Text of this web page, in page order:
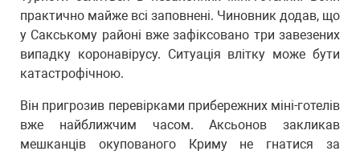
практично майже всі заповнені. Чиновник додав, що
у Сакському районі вже зафіксовано три завезених
випадку коронавірусу. Ситуація влітку може бути
катастрофічною.
Він пригрозив перевірками прибережних міні-готелів
вже найближчим часом. Аксьонов закликав
мешканців окупованого Криму не гнатися за